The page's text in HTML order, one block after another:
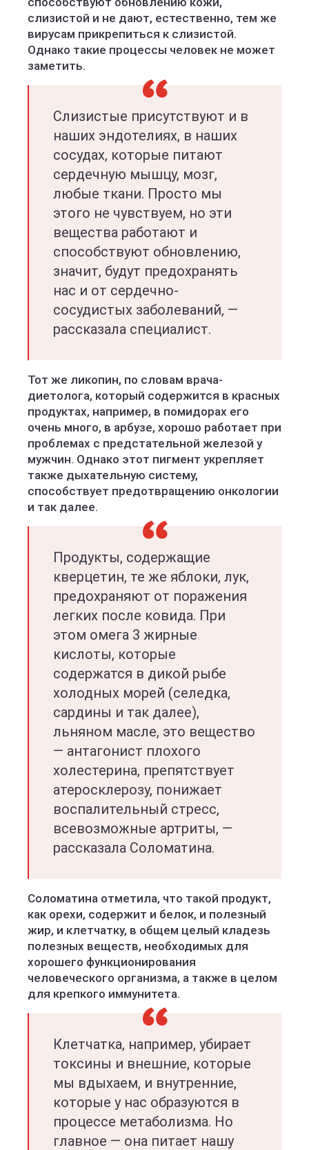
слизистой и не дают, естественно, тем же
вирусам прикрепиться к слизистой.
Однако такие процессы человек не может
заметить.
Слизистые присутствуют и в
наших эндотелиях, в наших
сосудах, которые питают
сердечную мышцу, мозг,
любые ткани. Просто мы
этого не чувствуем, но эти
вещества работают и
способствуют обновлению,
значит, будут предохранять
нас и от сердечно-
сосудистых заболеваний, —
рассказала специалист.
Тот же ликопин, по словам врача-
диетолога, который содержится в красных
продуктах, например, в помидорах его
очень много, в арбузе, хорошо работает при
проблемах с предстательной железой у
мужчин. Однако этот пигмент укрепляет
также дыхательную систему,
способствует предотвращению онкологии
и так далее.
Продукты, содержащие
кверцетин, те же яблоки, лук,
предохраняют от поражения
легких после ковида. При
этом омега 3 жирные
кислоты, которые
содержатся в дикой рыбе
холодных морей (селедка,
сардины и так далее),
льняном масле, это вещество
— антагонист плохого
холестерина, препятствует
атеросклерозу, понижает
воспалительный стресс,
всевозможные артриты, —
рассказала Соломатина.
Соломатина отметила, что такой продукт,
как орехи, содержит и белок, и полезный
жир, и клетчатку, в общем целый кладезь
полезных веществ, необходимых для
хорошего функционирования
человеческого организма, а также в целом
для крепкого иммунитета.
Клетчатка, например, убирает
токсины и внешние, которые
мы вдыхаем, и внутренние,
которые у нас образуются в
процессе метаболизма. Но
главное — она питает нашу